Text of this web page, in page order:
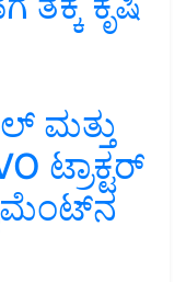
ಮತ್ತು
ಟ್ರಾಕ್ಟರ್